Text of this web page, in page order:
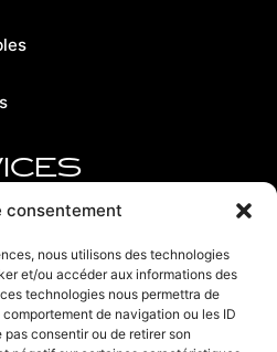
consentement
nous utilisons des technologies
et/ou accéder aux informations des
technologies nous permettra de
de navigation ou les ID
consentir ou de retirer son